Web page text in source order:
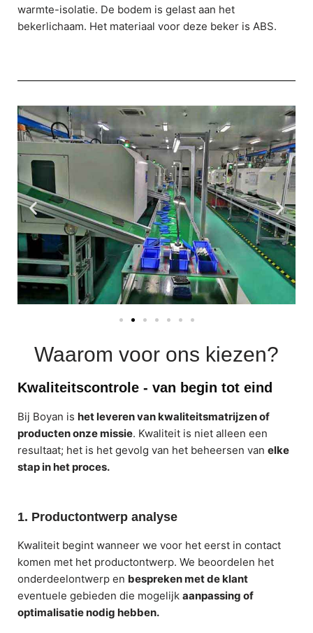
warmte-isolatie. De bodem is gelast aan het
bekerlichaam. Het materiaal voor deze beker is ABS.
Waarom voor ons kiezen?
Kwaliteitscontrole - van begin tot eind
Bij Boyan is het leveren van kwaliteitsmatrijzen of
producten onze missie. Kwaliteit is niet alleen een
resultaat; het is het gevolg van het beheersen van elke
stap in het proces.
1. Productontwerp analyse
Kwaliteit begint wanneer we voor het eerst in contact
komen met het productontwerp. We beoordelen het
onderdeelontwerp en bespreken met de klant
eventuele gebieden die mogelijk aanpassing of
optimalisatie nodig hebben.